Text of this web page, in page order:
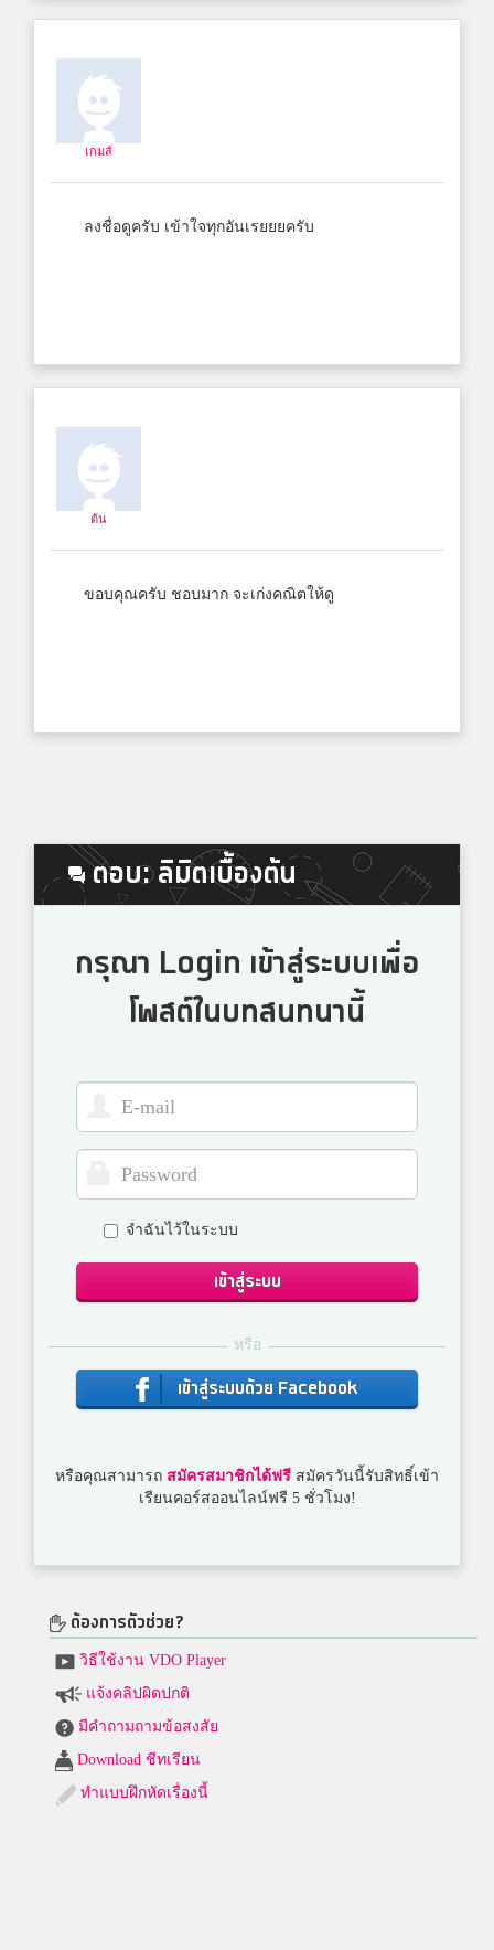
เกมส์
ลงชื่อดูครับ เข้าใจทุกอันเรยยยครับ
ต้น
ขอบคุณครับ ชอบมาก จะเก่งคณิตให้ดู
ตอบ: ลิมิตเบื้องต้น
กรุณา Login เข้าสู่ระบบเพื่อ
โพสต์ในบทสนทนานี้
จำฉันไว้ในระบบ
เข้าสู่ระบบ
หรือ
เข้าสู่ระบบด้วย Facebook
หรือคุณสามารถ สมัครสมาชิกได้ฟรี สมัครวันนี้รับสิทธิ์เข้า
เรียนคอร์สออนไลน์ฟรี 5 ชั่วโมง!
ต้องการตัวช่วย?
วิธีใช้งาน VDO Player
แจ้งคลิปผิดปกติ
มีคำถามถามข้อสงสัย
Download ชีทเรียน
ทำแบบฝึกหัดเรื่องนี้